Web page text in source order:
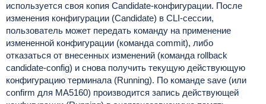
используется своя копия Candidate-конфигурации. После
изменения конфигурации (Candidate) в CLI-сессии,
пользователь может передать команду на применение
измененной конфигурации (команда commit), либо
отказаться от внесенных изменений (команда rollback
candidate-config) и снова получить текущую действующую
конфигурацию терминала (Running). По команде save (или
confirm для MA5160) производится запись действующей